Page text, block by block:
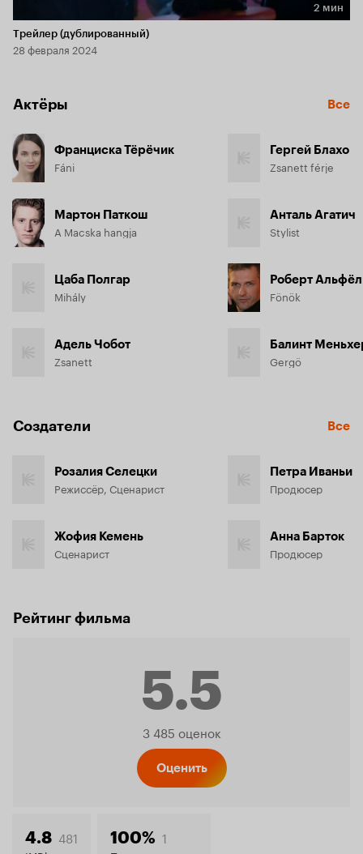
Длительность 2 мин
2 мин
Трейлер (дублированный)
28 февраля 2024
Актёры Все
Франциска Тёрёчик
Fáni
Мартон Паткош
A Macska hangja
Цаба Полгар
Mihály
Адель Чобот
Zsanett
Гергей Блахо
Zsanett férje
Анталь Агатич
Stylist
Роберт
Fönök
Балинт
Gergö
Создатели Все
Розалия Селецки
Режиссёр, Сценарист
Жофия Кемень
Сценарист
Петра Иваньи
Продюсер
Анна Барток
Продюсер
Рейтинг фильма
5.5
Рейтинг
3 485 оценок
Оценить
4.8 481 100% 1